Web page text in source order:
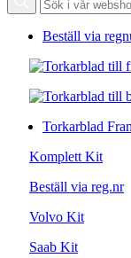
Beställ via
Torkarblad
Komplett Kit
Beställ via reg.nr
Volvo Kit
Saab Kit